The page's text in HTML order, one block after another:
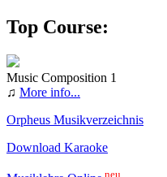
Top Course:
Music Composition 1
♫ More info...
Orpheus Musikverzeichnis
Download Karaoke
neu